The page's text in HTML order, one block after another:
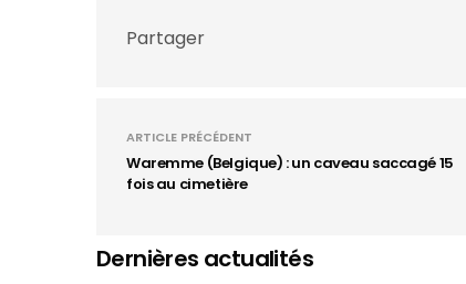
Partager
ARTICLE PRÉCÉDENT
Waremme (Belgique) : un caveau saccagé 15
fois au cimetière
Dernières actualités